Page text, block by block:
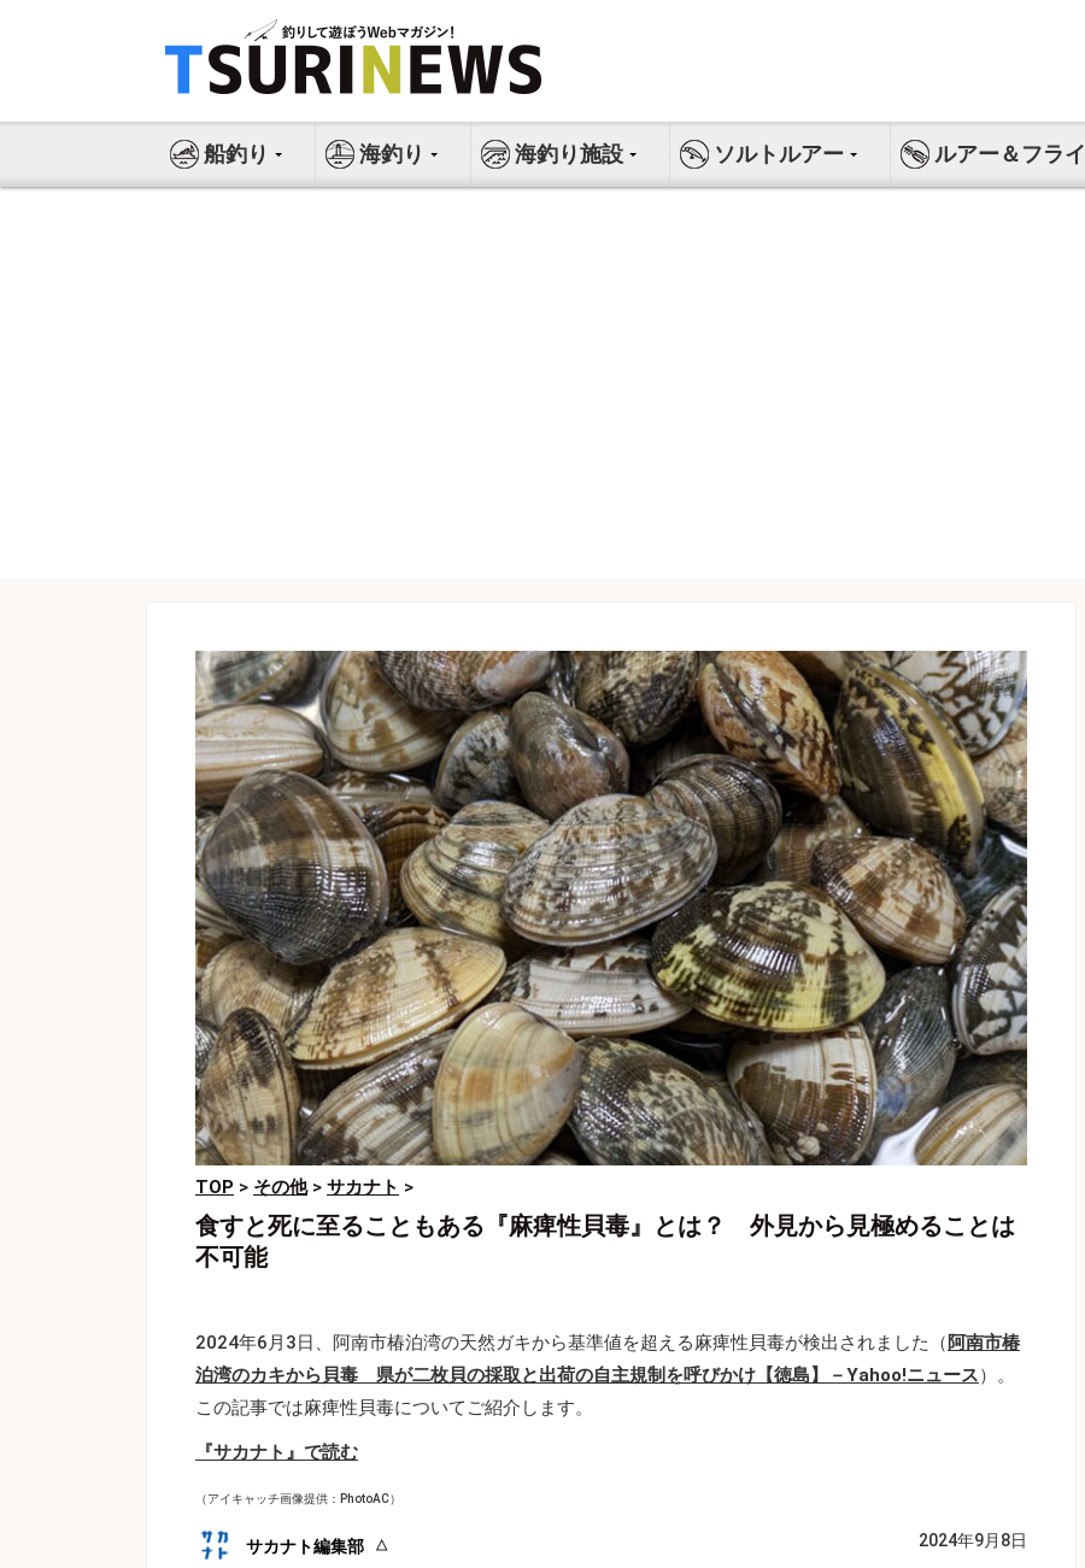
ス
船釣り 海釣り 海釣り施設 ソルトルアー ルアー＆フライ
TOP > その他> サカナト >
食すと死に至ることもある『麻痺性貝毒』とは？ 外見から見極めることは
不可能
2024年6月3日、阿南市椿泊湾の天然ガキから基準値を超える麻痺性貝毒が検出されました（ 阿南市椿
泊湾のカキから貝毒 県が二枚貝の採取と出荷の自主規制を呼びかけ【徳島】－Yahoo!ニュース）。
この記事では麻痺性貝毒についてご紹介します。
『サカナト』で読む
（アイキャッチ画像提供：PhotoAC）
サカナト編集部 2024年9月8日